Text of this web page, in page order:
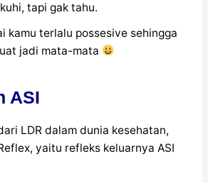
tapi gak tahu.
kamu terlalu possesive sehingga
jadi mata-mata
ASI
LDR dalam dunia kesehatan,
yaitu refleks keluarnya ASI